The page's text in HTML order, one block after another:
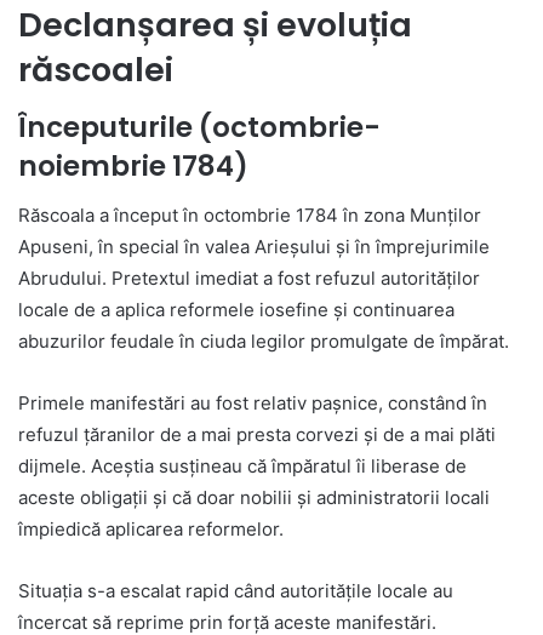
Declanșarea și evoluția
răscoalei
Începuturile (octombrie-
noiembrie 1784)
Răscoala a început în octombrie 1784 în zona Munților
Apuseni, în special în valea Arieșului și în împrejurimile
Abrudului. Pretextul imediat a fost refuzul autorităților
locale de a aplica reformele iosefine și continuarea
abuzurilor feudale în ciuda legilor promulgate de împărat.
Primele manifestări au fost relativ pașnice, constând în
refuzul țăranilor de a mai presta corvezi și de a mai plăti
dijmele. Aceștia susțineau că împăratul îi liberase de
aceste obligații și că doar nobilii și administratorii locali
împiedică aplicarea reformelor.
Situația s-a escalat rapid când autoritățile locale au
încercat să reprime prin forță aceste manifestări.